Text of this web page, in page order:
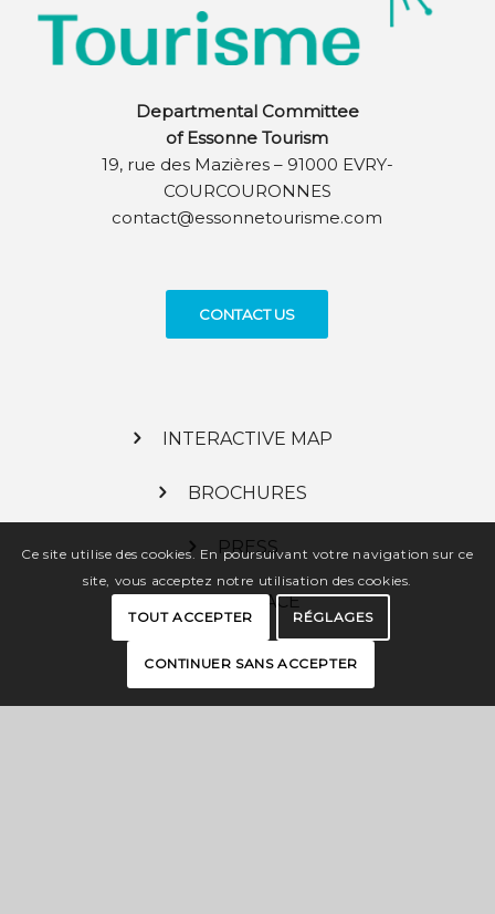
Departmental Committee
of Essonne Tourism
19, rue des Mazières – 91000 EVRY-
COURCOURONNES
contact@essonnetourisme.com
CONTACT US
INTERACTIVE MAP
BROCHURES
PRESS
PRO SPACE
Ce site utilise des cookies. En poursuivant votre navigation sur ce
site, vous acceptez notre utilisation des cookies.
TOUT ACCEPTER RÉGLAGES
CONTINUER SANS ACCEPTER